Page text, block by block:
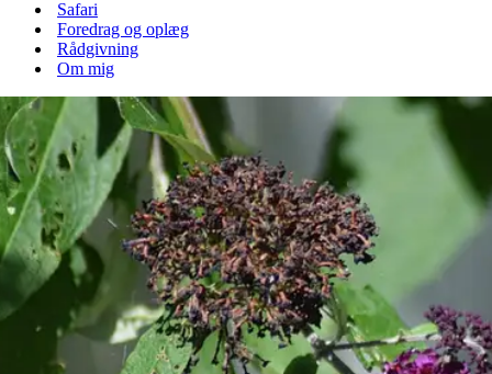
Safari
Foredrag og oplæg
Rådgivning
Om mig